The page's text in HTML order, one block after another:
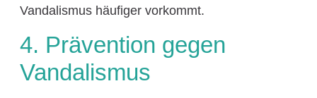
Vandalismus häufiger vorkommt.
4. Prävention gegen
Vandalismus